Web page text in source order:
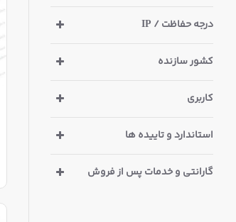
استاندارد و تاییده ها
درجه حفاظت / IP
کشور سازنده
کاربری
گارانتی و خدمات پس از فروش